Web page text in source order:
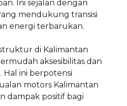
Ini sejalan dengan
mendukung transisi
energi terbarukan.
di Kalimantan
aksesibilitas dan
Hal ini berpotensi
motors Kalimantan
dampak positif bagi